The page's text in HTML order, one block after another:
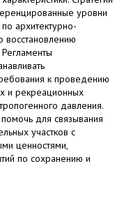
уровни
архитектурно-
к проведению
и рекреационных
давления.
для связывания
участков с
ценностями,
по сохранению и